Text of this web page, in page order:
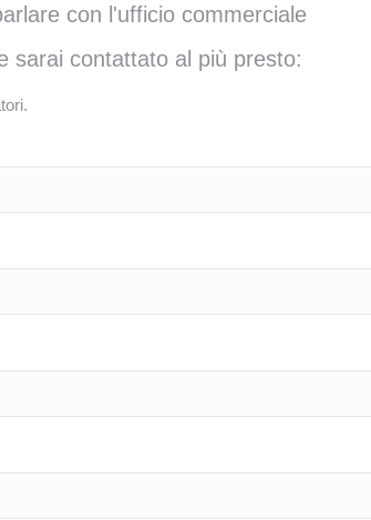
con l'ufficio commerciale
sarai contattato al più presto: